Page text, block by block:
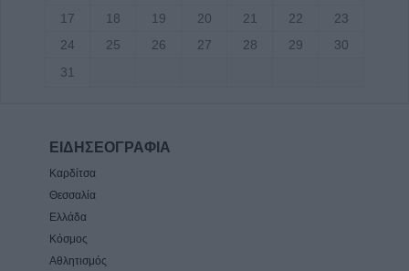
17
18 19 20 21 22
23
24
25 26 27 28 29
30
31
ΕΙΔΗΣΕΟΓΡΑΦΙΑ
Καρδίτσα
Θεσσαλία
Ελλάδα
Κόσμος
Αθλητισμός